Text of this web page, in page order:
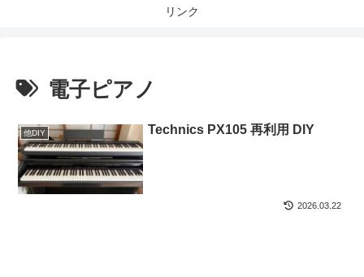
リンク
電子ピアノ
他DIY Technics PX105 再利用 DIY
2026.03.22